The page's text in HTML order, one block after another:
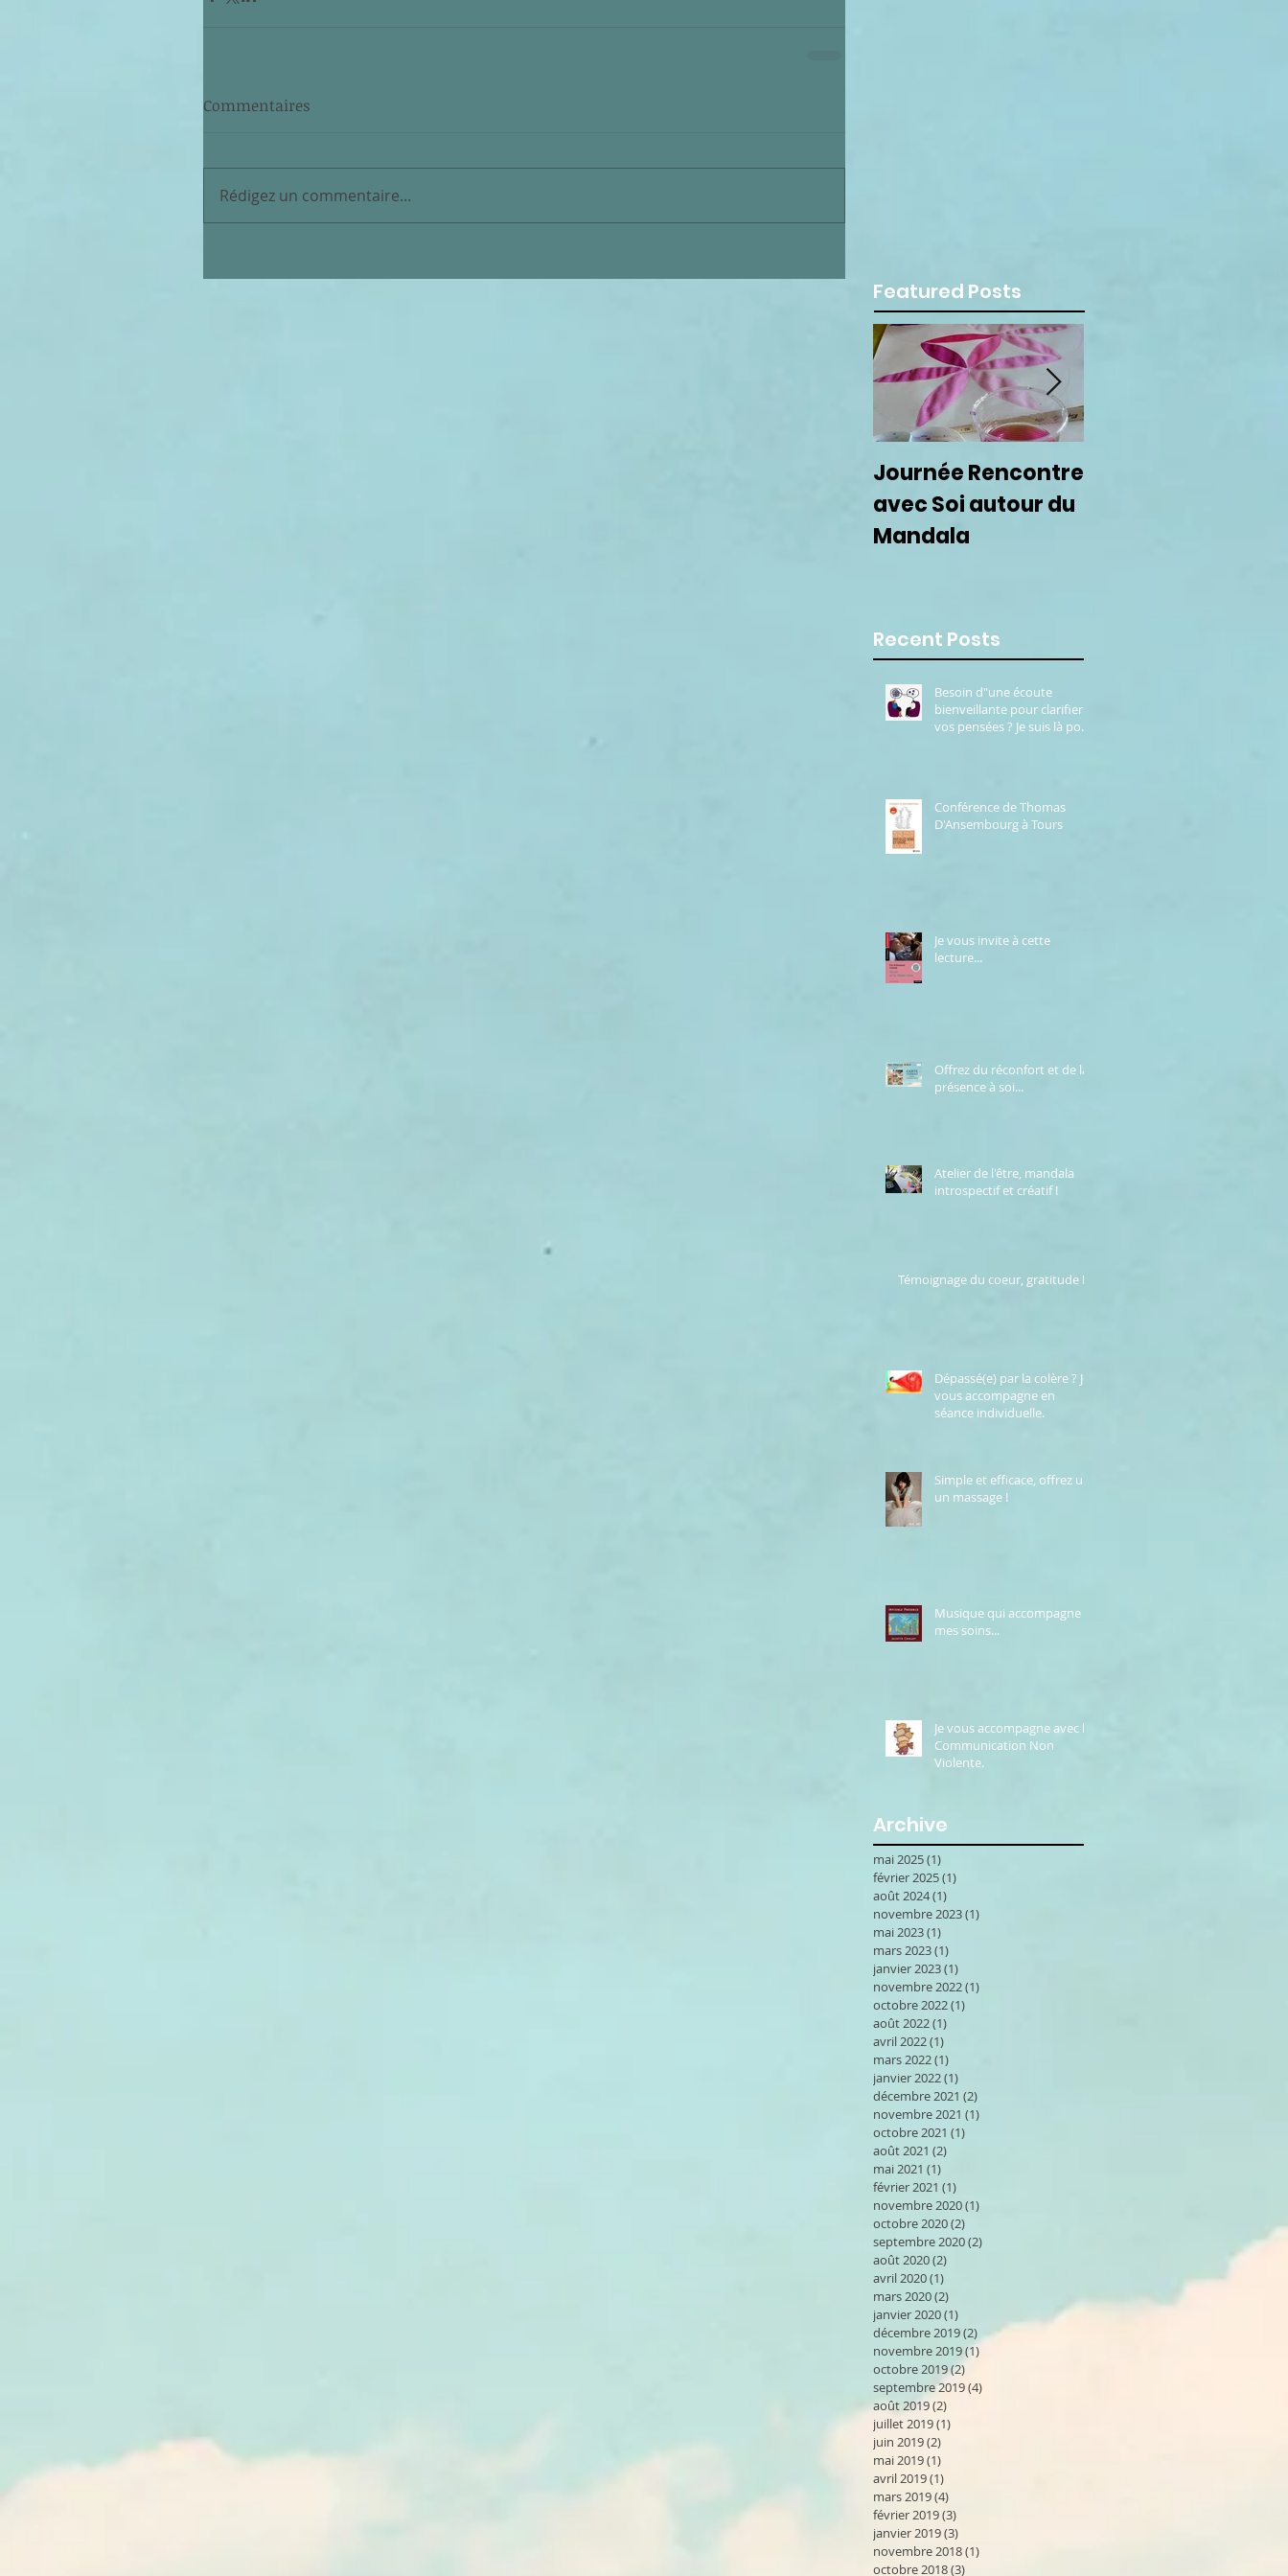
Commentaires
Rédigez un commentaire...
Featured Posts
Journée Rencontre
avec Soi autour du
Mandala
Recent Posts
Besoin d"une écoute
bienveillante pour clarifier
vos pensées ? Je suis là pour
Conférence de Thomas
D'Ansembourg à Tours
Je vous invite à cette
lecture...
Offrez du réconfort et de la
présence à soi...
Atelier de l'être, mandala
introspectif et créatif !
Témoignage du coeur, gratitude !
Dépassé(e) par la colère ? Je
vous accompagne en
séance individuelle.
Simple et efficace, offrez un
un massage !
Musique qui accompagne
mes soins...
Je vous accompagne avec la
Communication Non
Violente.
Archive
mai 2025(1)
février 2025(1)
août 2024(1)
novembre 2023(1)
mai 2023(1)
mars 2023(1)
janvier 2023(1)
novembre 2022(1)
octobre 2022(1)
août 2022(1)
avril 2022(1)
mars 2022(1)
janvier 2022(1)
décembre 2021 (2)
novembre 2021 (1)
octobre 2021 (1)
août 2021 (2)
mai 2021 (1)
février 2021 (1)
novembre 2020(1)
octobre 2020(2)
septembre 2020(2)
août 2020(2)
avril 2020(1)
mars 2020(2)
janvier 2020(1)
décembre 2019(2) 2 posts
novembre 2019(1)
octobre 2019(2)
septembre 2019(4)
août 2019(2)
juillet 2019(1)
juin 2019(2)
mai 2019(1)
avril 2019(1)
mars 2019(4)
février 2019(3)
janvier 2019(3)
novembre 2018(1)
octobre 2018(3)